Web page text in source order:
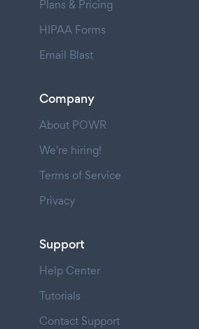
Plans & Pricing
HIPAA Forms
Email Blast
Company
About POWR
We're hiring!
Terms of Service
Privacy
Support
Help Center
Tutorials
Contact Support